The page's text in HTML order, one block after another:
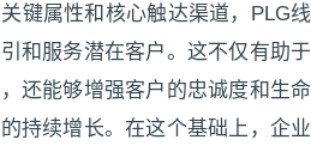
键属性和核心触达渠道，PLG线
和服务潜在客户。这不仅有助于
还能够增强客户的忠诚度和生命
持续增长。在这个基础上，企业